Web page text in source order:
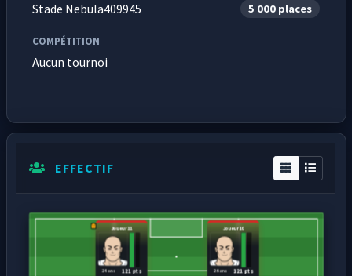
Stade Nebula409945 5 000 places
COMPÉTITION
Aucun tournoi
EFFECTIF
Joueur11
121 pts
24 ans
Joueur10
121 pts
26 ans